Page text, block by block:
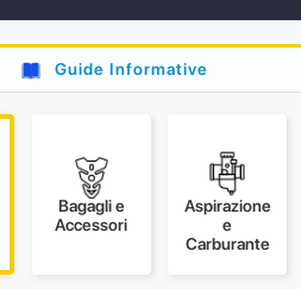
Guide Informative
Bagagli e
Accessori
Aspirazione
e
Carburante